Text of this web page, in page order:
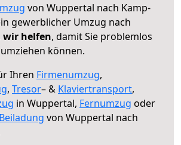
von Wuppertal nach Kamp-
gewerblicher Umzug nach
wir helfen, damit Sie problemlos
können.
Ihren Firmenumzug,
, Tresor– & Klaviertransport,
in Wuppertal, Fernumzug oder
Beiladung von Wuppertal nach